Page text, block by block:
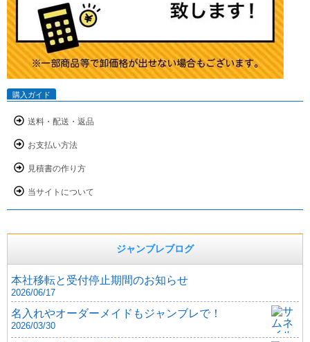
購入ガイド
送料・配送・返品
お支払い方法
見積書の作り方
当サイトについて
ジャンブレブログ
本社移転と受付停止期間のお知らせ
2026/06/17
名入れやオーダーメイドもジャンブレで！
2026/03/30